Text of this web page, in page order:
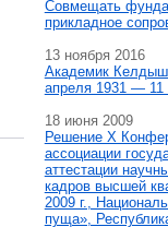
Совмещать
прикладное
13 ноября 2016
Академик
апреля 1931 — 11
18 июня 2009
Решение X
ассоциации
аттестации
кадров высшей
2009 г.,
пуща»,